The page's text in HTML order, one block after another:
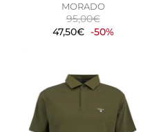
MORADO
95,00€
47,50€ -50%